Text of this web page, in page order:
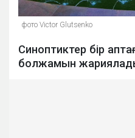
фото Victor Glutsenko
Синоптиктер бір
болжамын